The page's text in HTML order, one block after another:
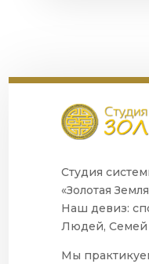
Студия
«Золотая
Наш девиз:
Людей, Семей
Мы